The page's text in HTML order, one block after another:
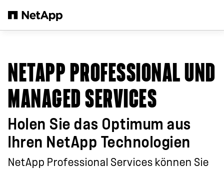
NETAPP PROFESSIONAL UND
MANAGED SERVICES
Holen Sie das Optimum aus
Ihren NetApp Technologien
NetApp Professional Services können Sie